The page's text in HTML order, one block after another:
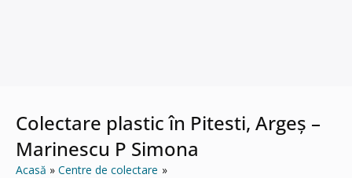
Colectare plastic în Pitesti, Argeș –
Marinescu P Simona
Acasă
Centre de colectare